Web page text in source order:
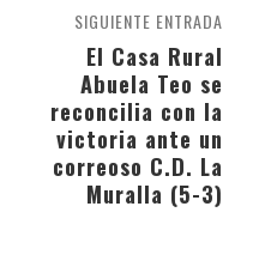
SIGUIENTE ENTRADA
El Casa Rural
Abuela Teo se
reconcilia con la
victoria ante un
correoso C.D. La
Muralla (5-3)